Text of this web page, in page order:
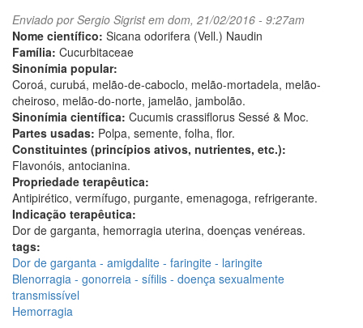
Enviado porSergio Sigristem dom, 21/02/2016 - 9:27am
Nome científico: Sicana odorifera (Vell.) Naudin
Família: Cucurbitaceae
Sinonímia popular:
Coroá, curubá, melão-de-caboclo, melão-mortadela, melão-
cheiroso, melão-do-norte, jamelão, jambolão.
Sinonímia científica: Cucumis crassiflorus Sessé & Moc.
Partes usadas: Polpa, semente, folha, flor.
Constituintes (princípios ativos, nutrientes, etc.):
Flavonóis, antocianina.
Propriedade terapêutica:
Antipirético, vermífugo, purgante, emenagoga, refrigerante.
Indicação terapêutica:
Dor de garganta, hemorragia uterina, doenças venéreas.
tags:
Dor de garganta - amigdalite - faringite - laringite
Blenorragia - gonorreia - sífilis - doença sexualmente
transmissível
Hemorragia